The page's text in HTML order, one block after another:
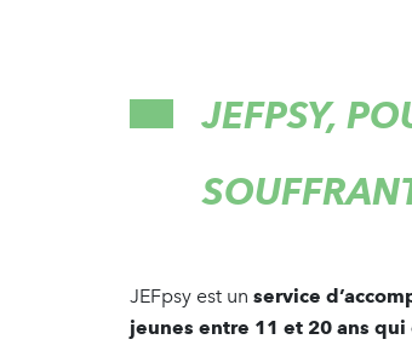
JEFPSY,
JEFpsy est un service
jeunes entre 11 et 20 ans